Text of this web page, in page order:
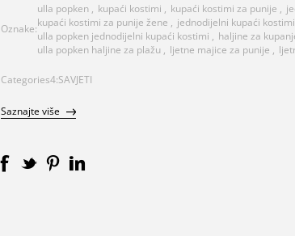
Oznake:
ulla popken , kupaći kostimi , kupaći kostimi za punije ,
kupaći kostimi za punije žene , jednodijelni kupaći
ulla popken jednodijelni kupaći kostimi , haljine za
ulla popken haljine za plažu , ljetne majice za punije ,
Categories4:SAVJETI
Saznajte više